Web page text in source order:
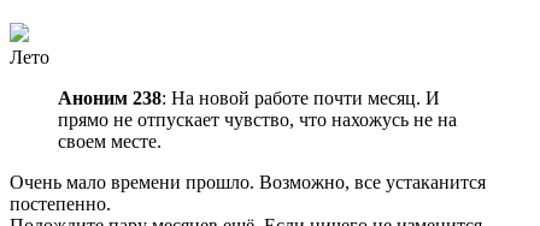
Лето
Аноним 238: На новой работе почти месяц. И
прямо не отпускает чувство, что нахожусь не на
своем месте.
Очень мало времени прошло. Возможно, все устаканится
постепенно.